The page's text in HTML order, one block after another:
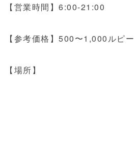
【営業時間】6:00-21:00
【参考価格】500〜1,000ルピー
【場所】